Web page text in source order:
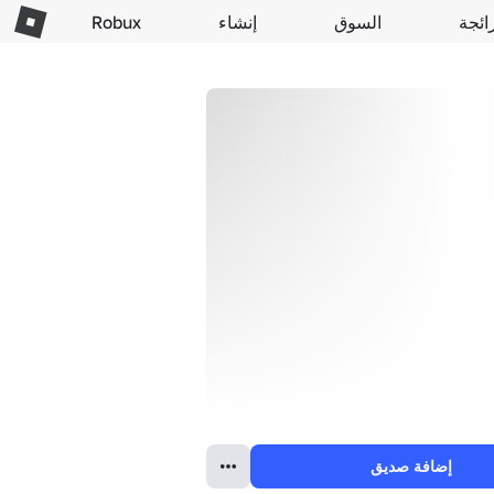
السوق إنشاء Robux
إضافة صديق